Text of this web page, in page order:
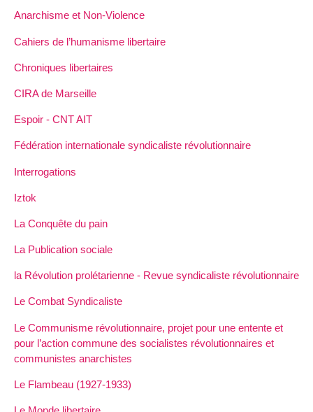
Anarchisme et Non-Violence
Cahiers de l’humanisme libertaire
Chroniques libertaires
CIRA de Marseille
Espoir - CNT AIT
Fédération internationale syndicaliste révolutionnaire
Interrogations
Iztok
La Conquête du pain
La Publication sociale
la Révolution prolétarienne - Revue syndicaliste révolutionnaire
Le Combat Syndicaliste
Le Communisme révolutionnaire, projet pour une entente et
pour l’action commune des socialistes révolutionnaires et
communistes anarchistes
Le Flambeau (1927-1933)